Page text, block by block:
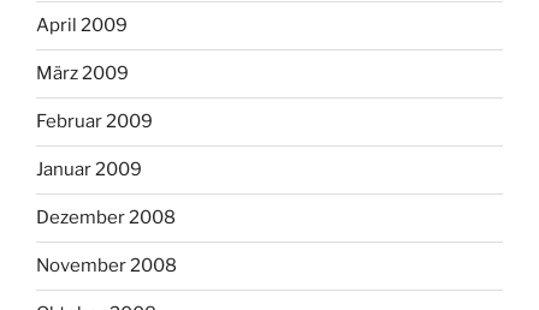
April 2009
März 2009
Februar 2009
Januar 2009
Dezember 2008
November 2008